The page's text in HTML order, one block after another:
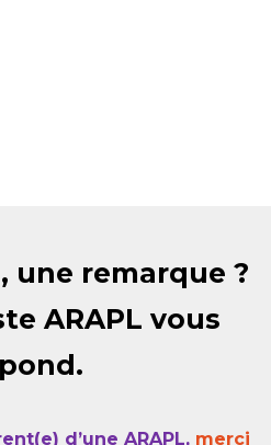
une remarque ?
ARAPL vous
d’une ARAPL, merci